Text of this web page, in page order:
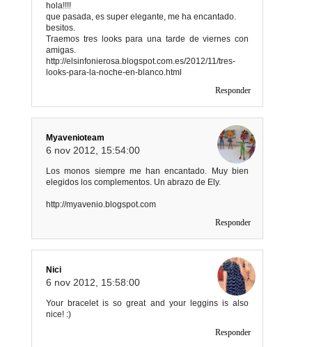
hola!!!!
que pasada, es super elegante, me ha encantado.
besitos.
Traemos tres looks para una tarde de viernes con
amigas.
http://elsinfonierosa.blogspot.com.es/2012/11/tres-
looks-para-la-noche-en-blanco.html
Responder
Myavenioteam
6 nov 2012, 15:54:00
Los monos siempre me han encantado. Muy bien
elegidos los complementos. Un abrazo de Ely.
http://myavenio.blogspot.com
Responder
Nici
6 nov 2012, 15:58:00
Your bracelet is so great and your leggins is also
nice! :)
Responder